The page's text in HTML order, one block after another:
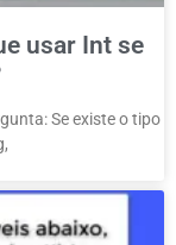
usar Int se
Se existe o tipo